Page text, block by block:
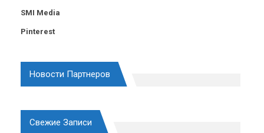
SMI Media
Pinterest
Новости Партнеров
Свежие Записи